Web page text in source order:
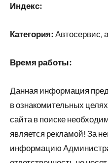
Индекс:
Категория: Автосервис,
Время работы:
Данная информация
в ознакомительных
сайта в поиске
является рекламой! За
информацию